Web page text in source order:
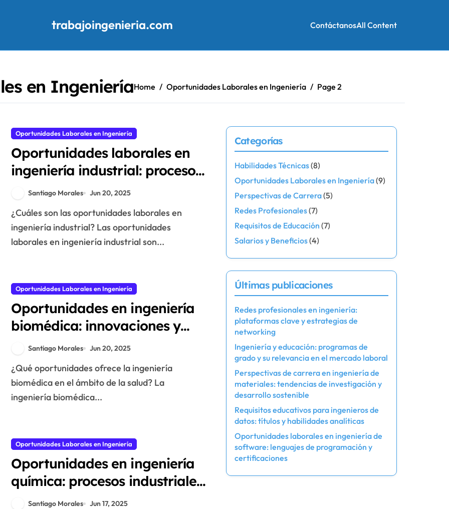
trabajoingenieria.com ContáctanosAll Content
en IngenieríaHome Oportunidades Laborales en Ingeniería Page 2
Oportunidades Laborales en Ingeniería
Oportunidades laborales en
ingeniería industrial: procesos
de optimización y
herramientas
Santiago Morales Jun 20, 2025
¿Cuáles son las oportunidades laborales en
ingeniería industrial? Las oportunidades
laborales en ingeniería industrial son...
Oportunidades Laborales en Ingeniería
Oportunidades en ingeniería
biomédica: innovaciones y
aplicaciones en salud
Santiago Morales Jun 20, 2025
¿Qué oportunidades ofrece la ingeniería
biomédica en el ámbito de la salud? La
ingeniería biomédica...
Oportunidades Laborales en Ingeniería
Oportunidades en ingeniería
química: procesos industriales
y desarrollo de productos
Santiago Morales Jun 17, 2025
Categorías
Habilidades Técnicas(8)
Oportunidades Laborales en Ingeniería(9)
Perspectivas de Carrera(5)
Redes Profesionales(7)
Requisitos de Educación (7)
Salarios y Beneficios(4)
Últimas publicaciones
Redes profesionales en ingeniería:
plataformas clave y estrategias de
networking
Ingeniería y educación: programas de
grado y su relevancia en el mercado laboral
Perspectivas de carrera en ingeniería de
materiales: tendencias de investigación y
desarrollo sostenible
Requisitos educativos para ingenieros de
datos: títulos y habilidades analíticas
Oportunidades laborales en ingeniería de
software: lenguajes de programación y
certificaciones